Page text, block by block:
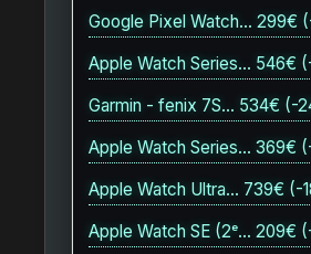
Google Pixel Watch… 299€
Apple Watch Series… 546€
Garmin - fenix 7S… 534€ (-
Apple Watch Series… 369€
Apple Watch Ultra… 739€ (-
Apple Watch SE (2ᵉ… 209€